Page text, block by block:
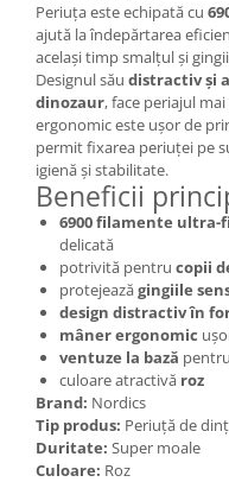
OOTD
Cettua
Haruharu Wonder
Medicube
ARIUL
Dr. Althea
DELLA BORN
Silimarina
Spirulina
Ulei de cocos
Ulei de peste
Ulei MCT
Vitamina A
Vitamina B
Vitamina C
Vitamina D
Vitamina E
Vitamina K
Zinc
Cătină
Periuța este echipată cu
ajută la îndepărtarea
același timp smalțul și
Designul său distractiv și
dinozaur, face periajul
ergonomic este ușor de
permit fixarea periuței pe
igienă și stabilitate.
Beneficii
6900 filamente ultra-
delicată
potrivită pentru copii
protejeazăgingiile
design distractiv în
mâner ergonomic
ventuze la bază
culoare atractivă roz
Brand: Nordics
Tip produs: Periuță de
Duritate: Super moale
Culoare: Roz